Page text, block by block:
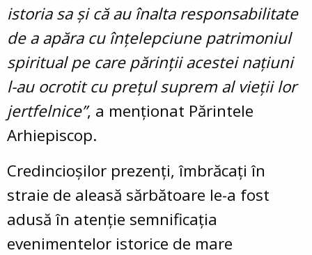
istoria sa și că au înalta responsabilitate
de a apăra cu înțelepciune patrimoniul
spiritual pe care părinții acestei națiuni
l-au ocrotit cu prețul suprem al vieții lor
jertfelnice”, a menționat Părintele
Arhiepiscop.
Credincioșilor prezenți, îmbrăcați în
straie de aleasă sărbătoare le-a fost
adusă în atenție semnificația
evenimentelor istorice de mare